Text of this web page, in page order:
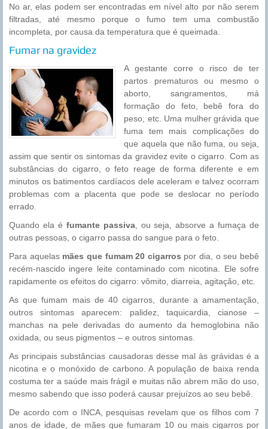
No ar, elas podem ser encontradas em nível alto por não serem
filtradas, até mesmo porque o fumo tem uma combustão
incompleta, por causa da temperatura que é queimada.
Fumar na gravidez
A gestante corre o risco de ter
partos prematuros ou mesmo o
aborto, sangramentos, má
formação do feto, bebê fora do
peso, etc. Uma mulher grávida que
fuma tem mais complicações do
que aquela que não fuma, ou seja,
assim que sentir os sintomas da gravidez evite o cigarro. Com as
substâncias do cigarro, o feto reage de forma diferente e em
minutos os batimentos cardíacos dele aceleram e talvez ocorram
problemas com a placenta que pode se deslocar no período
errado.
Quando ela é fumante passiva, ou seja, absorve a fumaça de
outras pessoas, o cigarro passa do sangue para o feto.
Para aquelas mães que fumam 20 cigarros por dia, o seu bebê
recém-nascido ingere leite contaminado com nicotina. Ele sofre
rapidamente os efeitos do cigarro: vômito, diarreia, agitação, etc.
As que fumam mais de 40 cigarros, durante a amamentação,
outros sintomas aparecem: palidez, taquicardia, cianose –
manchas na pele derivadas do aumento da hemoglobina não
oxidada, ou seus pigmentos – e outros sintomas.
As principais substâncias causadoras desse mal às grávidas é a
nicotina e o monóxido de carbono. A população de baixa renda
costuma ter a saúde mais frágil e muitas não abrem mão do uso,
mesmo sabendo que isso poderá causar prejuízos ao seu bebê.
De acordo com o INCA, pesquisas revelam que os filhos com 7
anos de idade, de mães que fumaram 10 ou mais cigarros por